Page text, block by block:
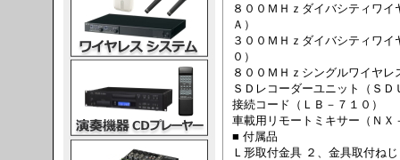
８００ＭＨｚダイバシティワ
Ａ）
３００ＭＨｚダイバシティワ
０）
８００ＭＨｚシングルワイヤ
ＳＤレコーダーユニット（ＳＤ
接続コード（ＬＢ－７１０）
車載用リモートミキサー（ＮＸ
■ 付属品
Ｌ形取付金具 ２、金具取付ね